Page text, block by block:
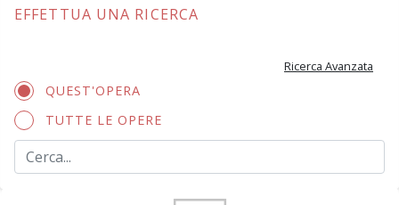
EFFETTUA UNA RICERCA
Ricerca Avanzata
QUEST'OPERA
TUTTE LE OPERE